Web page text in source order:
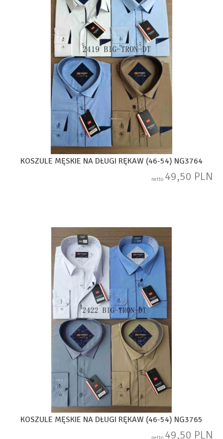
KOSZULE MĘSKIE NA DŁUGI RĘKAW (46-54) NG3764
netto 49,50 PLN
KOSZULE MĘSKIE NA DŁUGI RĘKAW (46-54) NG3765
49,50 PLN